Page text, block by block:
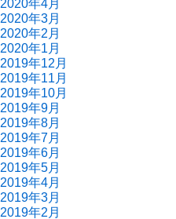
2020年4月
2020年3月
2020年2月
2020年1月
2019年12月
2019年11月
2019年10月
2019年9月
2019年8月
2019年7月
2019年6月
2019年5月
2019年4月
2019年3月
2019年2月